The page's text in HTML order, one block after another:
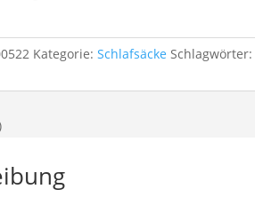
Kategorie:Schlafsäcke